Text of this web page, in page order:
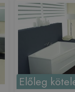
Előleg